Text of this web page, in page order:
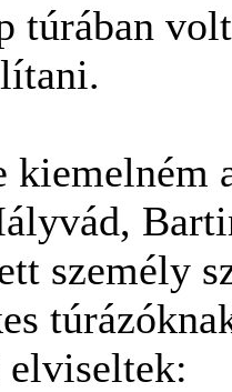
túrában
kiemelném
személy